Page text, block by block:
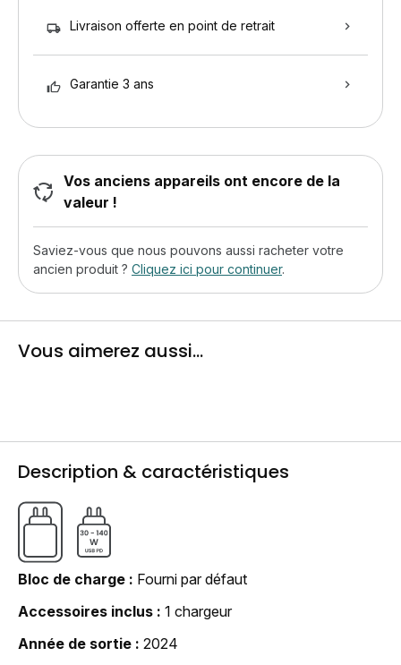
Livraison offerte en point de retrait
Garantie 3 ans
Vos anciens appareils ont encore de la
valeur !
Saviez-vous que nous pouvons aussi racheter votre
ancien produit ? Cliquez ici pour continuer.
Vous aimerez aussi...
Description & caractéristiques
Bloc de charge
Fourni par défaut
Accessoires inclus
1 chargeur
Année de sortie
2024